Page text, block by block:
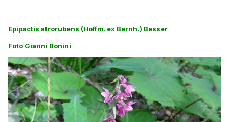
Epipactis atrorubens (Hoffm. ex Bernh.) Besser
Foto Gianni Bonini